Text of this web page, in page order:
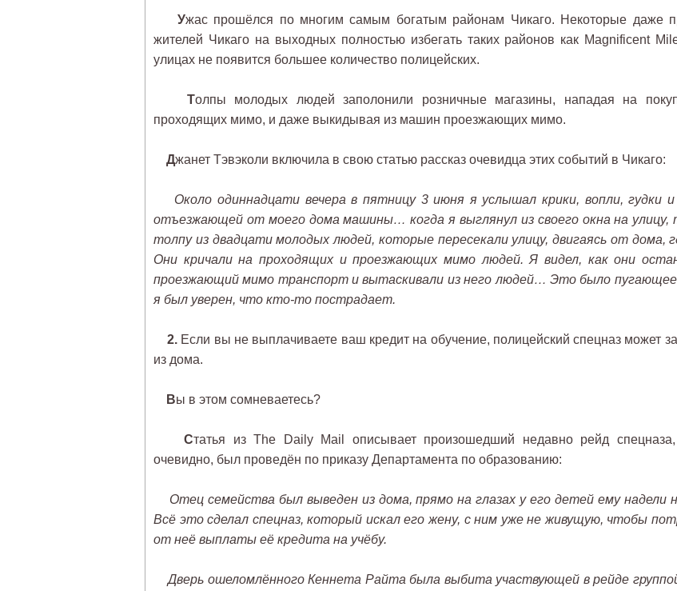
Ужас прошёлся по многим самым богатым районам Чикаго. Некоторые даже
жителей Чикаго на выходных полностью избегать таких районов как Magnificent
улицах не появится большее количество полицейских.
Толпы молодых людей заполонили розничные магазины, нападая на
проходящих мимо, и даже выкидывая из машин проезжающих мимо.
Джанет Тэвэколи включила в свою статью рассказ очевидца этих событий в Чикаго:
Около одиннадцати вечера в пятницу 3 июня я услышал крики, вопли, гудки
отъезжающей от моего дома машины… когда я выглянул из своего окна на улицу,
толпу из двадцати молодых людей, которые пересекали улицу, двигаясь от дома,
Они кричали на проходящих и проезжающих мимо людей. Я видел, как они
проезжающий мимо транспорт и вытаскивали из него людей… Это было пугающее
я был уверен, что кто-то пострадает.
2. Если вы не выплачиваете ваш кредит на обучение, полицейский спецназ может
из дома.
Вы в этом сомневаетесь?
Статья из The Daily Mail описывает произошедший недавно рейд спецназа,
очевидно, был проведён по приказу Департамента по образованию:
Отец семейства был выведен из дома, прямо на глазах у его детей ему надели
Всё это сделал спецназ, который искал его жену, с ним уже не живущую, чтобы
от неё выплаты её кредита на учёбу.
Дверь ошеломлённого Кеннета Райта была выбита участвующей в рейде